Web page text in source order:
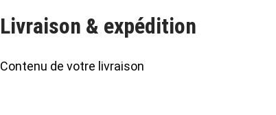
Livraison & expédition
Contenu de votre livraison